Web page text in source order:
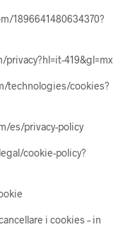
1896641480634370?
419&gl=mx
technologies/cookies?
es/privacy-policy
cookie-policy?
i cookies – in